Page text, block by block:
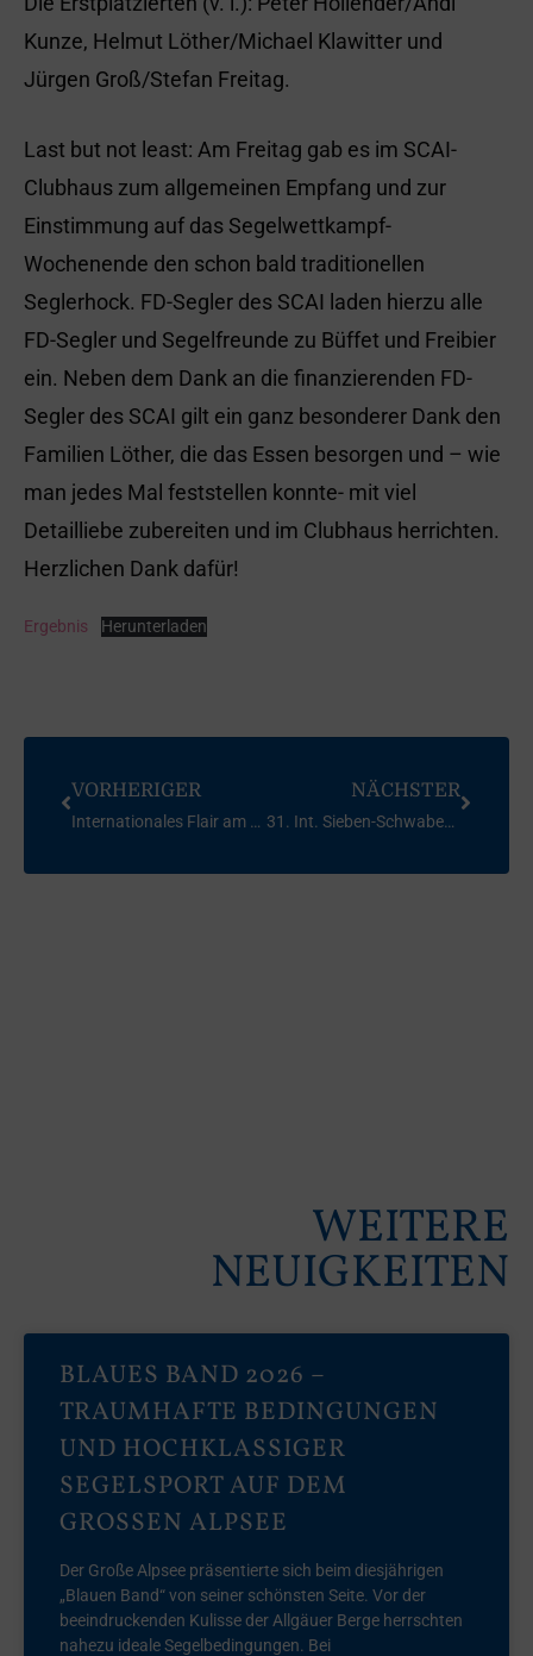
Kunze, Helmut Löther/Michael Klawitter und
Jürgen Groß/Stefan Freitag.
Last but not least: Am Freitag gab es im SCAI-
Clubhaus zum allgemeinen Empfang und zur
Einstimmung auf das Segelwettkampf-
Wochenende den schon bald traditionellen
Seglerhock. FD-Segler des SCAI laden hierzu alle
FD-Segler und Segelfreunde zu Büffet und Freibier
ein. Neben dem Dank an die finanzierenden FD-
Segler des SCAI gilt ein ganz besonderer Dank den
Familien Löther, die das Essen besorgen und – wie
man jedes Mal feststellen konnte- mit viel
Detailliebe zubereiten und im Clubhaus herrichten.
Herzlichen Dank dafür!
Ergebnis Herunterladen
VORHERIGER
Internationales Flair am Alpsee – 13. Lions Jugendforum
NÄCHSTER
31. Int. Sieben-Schwaben-Regatta Korsar 2001
WEITERE
NEUIGKEITEN
BLAUES BAND 2026 –
TRAUMHAFTE BEDINGUNGEN
UND HOCHKLASSIGER
SEGELSPORT AUF DEM
GROSSEN ALPSEE
Der Große Alpsee präsentierte sich beim diesjährigen
„Blauen Band“ von seiner schönsten Seite. Vor der
beeindruckenden Kulisse der Allgäuer Berge herrschten
nahezu ideale Segelbedingungen. Bei